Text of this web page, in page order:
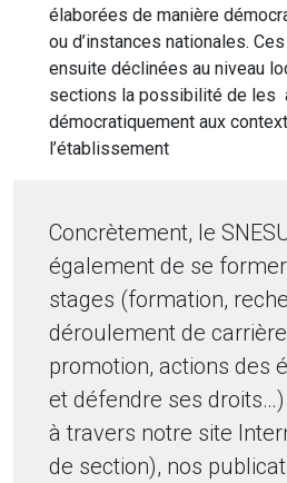
élaborées de manière
ou d’instances nationales.
ensuite déclinées au niveau
sections la possibilité de les
démocratiquement aux
l’établissement
Concrètement, le
également de se
stages (formation,
déroulement de
promotion, actions des
et défendre ses
à travers notre site
de section), nos